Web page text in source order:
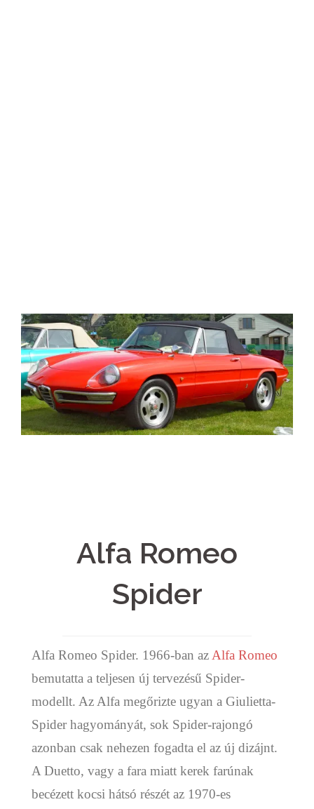
Alfa Romeo
Spider
Alfa Romeo Spider. 1966-ban az Alfa Romeo
bemutatta a teljesen új tervezésű Spider-
modellt. Az Alfa megőrizte ugyan a Giulietta-
Spider hagyományát, sok Spider-rajongó
azonban csak nehezen fogadta el az új dizájnt.
A Duetto, vagy a fara miatt kerek farúnak
becézett kocsi hátsó részét az 1970-es